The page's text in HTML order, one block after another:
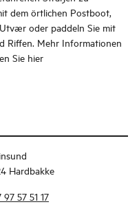
dem örtlichen Postboot,
oder paddeln Sie mit
Riffen. Mehr Informationen
Sie hier
Hardbakke
97 57 51 17